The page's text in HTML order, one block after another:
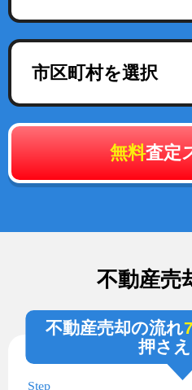
市区町村を選択
無料査定
不動産売
不動産売却の流れ
押さ